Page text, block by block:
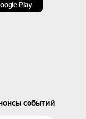
Play
событий